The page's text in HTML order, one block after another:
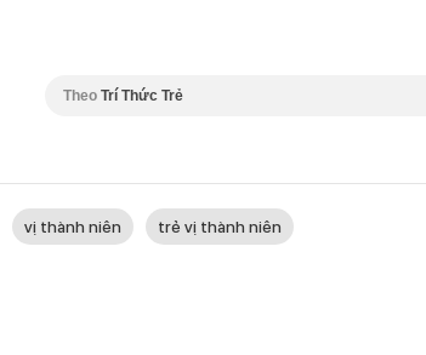
Theo Trí Thức Trẻ
vị thành niên trẻ vị thành niên